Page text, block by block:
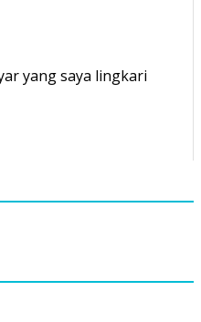
yang saya lingkari